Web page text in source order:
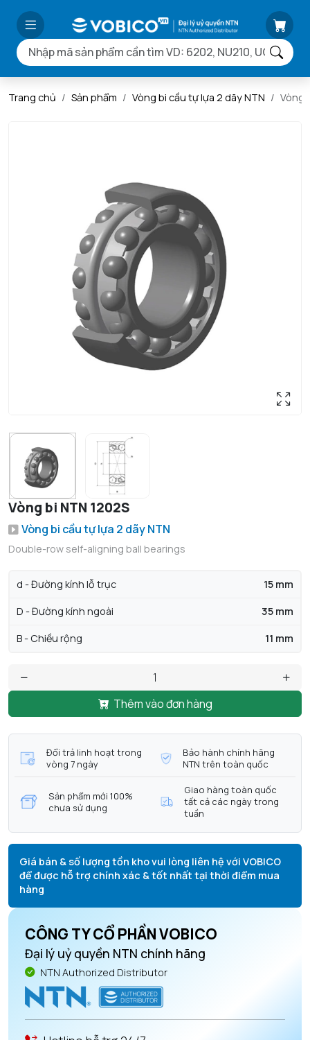
Trang chủ Sản phẩm Vòng bi cầu tự lựa 2 dãy NTN Vòng
Vòng bi NTN 1202S
Vòng bi cầu tự lựa 2 dãy NTN
Double-row self-aligning ball bearings
d - Đường kính lỗ trục 15 mm
D - Đường kính ngoài 35 mm
B - Chiều rộng 11 mm
Thêm vào đơn hàng
Đổi trả linh hoạt trong
vòng 7 ngày
Bảo hành chính hãng
NTN trên toàn quốc
Sản phẩm mới 100%
chưa sử dụng
Giao hàng toàn quốc
tất cả các ngày trong
tuần
Giá bán & số lượng tồn kho vui lòng liên hệ với VOBICO
để được hỗ trợ chính xác & tốt nhất tại thời điểm mua
hàng
CÔNG TY CỔ PHẦN VOBICO
Đại lý uỷ quyền NTN chính hãng
NTN Authorized Distributor